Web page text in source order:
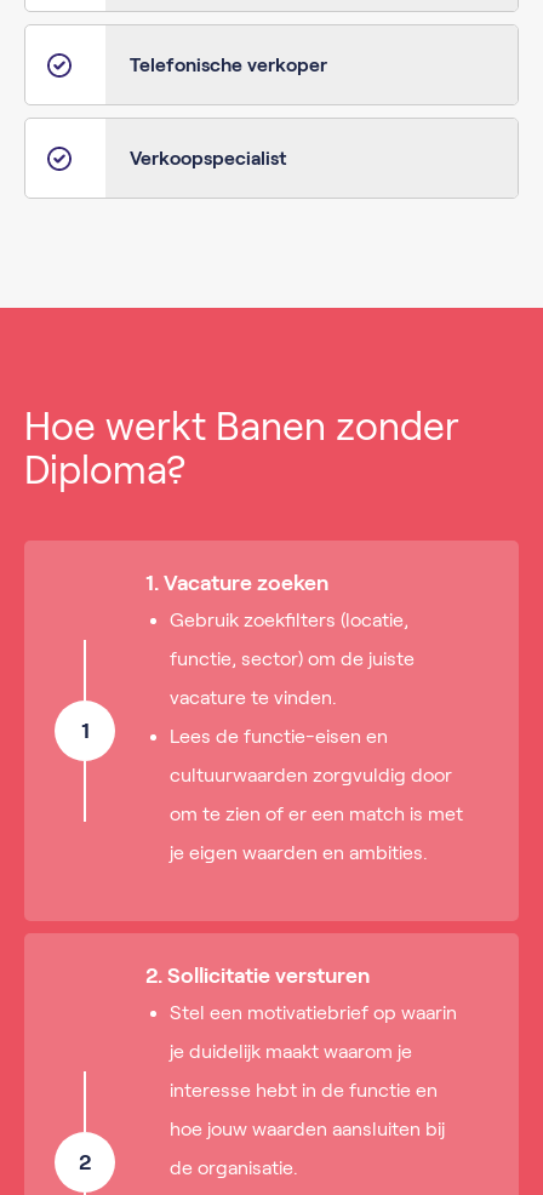
Telefonische verkoper
Verkoopspecialist
Hoe werkt Banen zonder
Diploma?
1
1. Vacature zoeken
Gebruik zoekfilters (locatie,
functie, sector) om de juiste
vacature te vinden.
Lees de functie-eisen en
cultuurwaarden zorgvuldig door
om te zien of er een match is met
je eigen waarden en ambities.
2
2. Sollicitatie versturen
Stel een motivatiebrief op waarin
je duidelijk maakt waarom je
interesse hebt in de functie en
hoe jouw waarden aansluiten bij
de organisatie.